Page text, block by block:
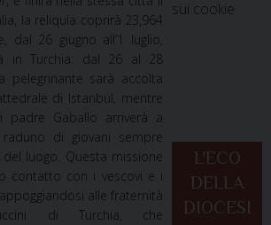
la reliquia coprirà 23,964
dal 26 giugno all’1 luglio,
in Turchia: dal 26 al 28
pelegrinante sarà accolta
di Istanbul, mentre
padre Gaballo arriverà a
di giovani sempre
luogo. Questa missione
contatto con i vescovi e i
alle fraternità
di Turchia, che
sui cookie
L'ECO
DELLA
DIOCESI